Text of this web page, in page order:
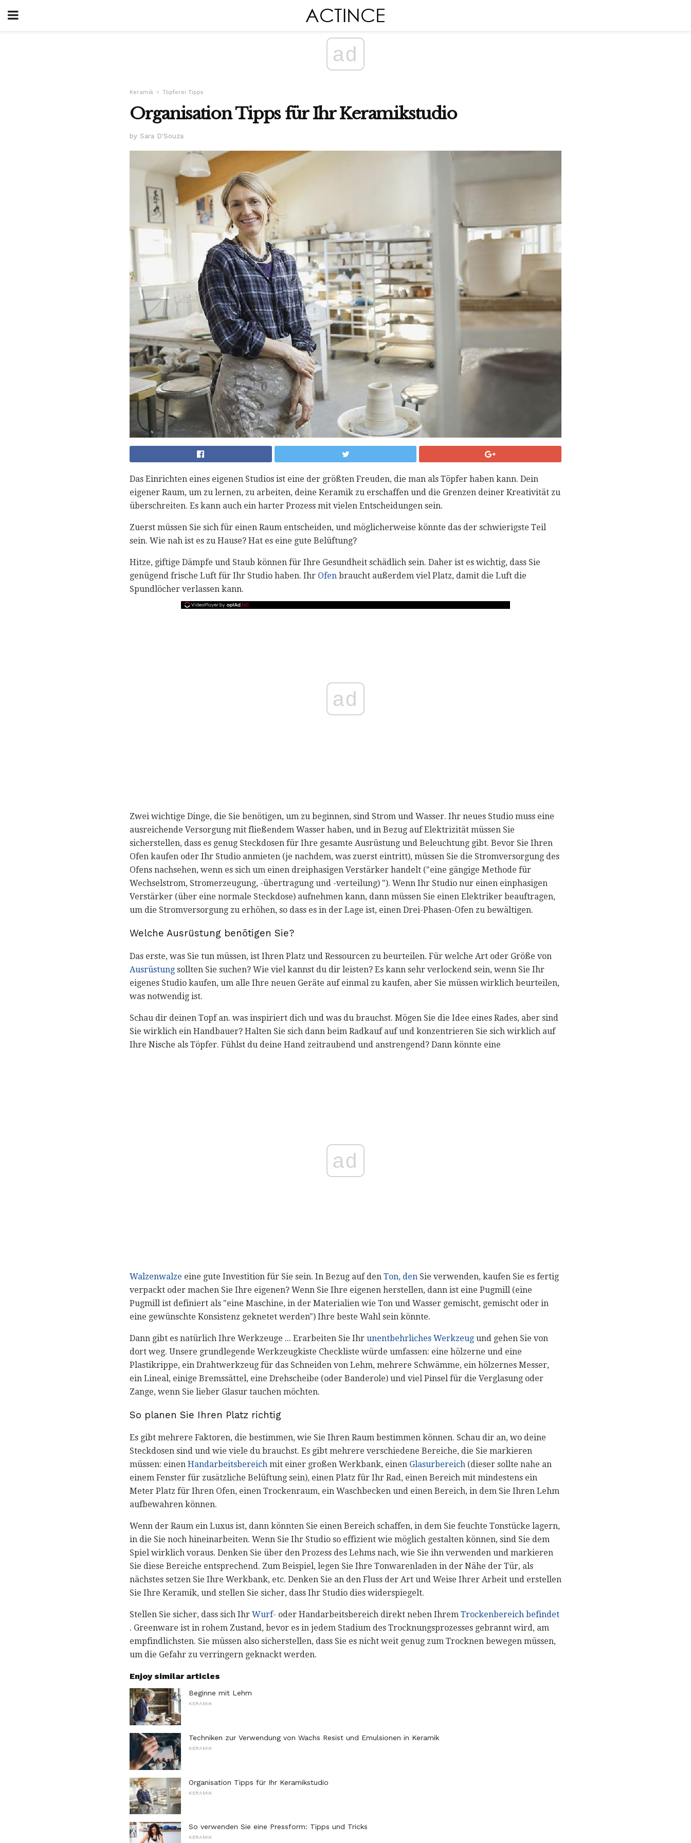
ad
Keramik Töpferei Tipps
Organisation Tipps für Ihr Keramikstudio
by Sara D'Souza
Das Einrichten eines eigenen Studios ist eine der größten Freuden, die man als Töpfer haben kann. Dein
eigener Raum, um zu lernen, zu arbeiten, deine Keramik zu erschaffen und die Grenzen deiner Kreativität zu
überschreiten. Es kann auch ein harter Prozess mit vielen Entscheidungen sein.
Zuerst müssen Sie sich für einen Raum entscheiden, und möglicherweise könnte das der schwierigste Teil
sein. Wie nah ist es zu Hause? Hat es eine gute Belüftung?
Hitze, giftige Dämpfe und Staub können für Ihre Gesundheit schädlich sein. Daher ist es wichtig, dass Sie
genügend frische Luft für Ihr Studio haben. Ihr Ofen braucht außerdem viel Platz, damit die Luft die
Spundlöcher verlassen kann.
ad
Zwei wichtige Dinge, die Sie benötigen, um zu beginnen, sind Strom und Wasser. Ihr neues Studio muss eine
ausreichende Versorgung mit fließendem Wasser haben, und in Bezug auf Elektrizität müssen Sie
sicherstellen, dass es genug Steckdosen für Ihre gesamte Ausrüstung und Beleuchtung gibt. Bevor Sie Ihren
Ofen kaufen oder Ihr Studio anmieten (je nachdem, was zuerst eintritt), müssen Sie die Stromversorgung des
Ofens nachsehen, wenn es sich um einen dreiphasigen Verstärker handelt ("eine gängige Methode für
Wechselstrom, Stromerzeugung, -übertragung und -verteilung) "). Wenn Ihr Studio nur einen einphasigen
Verstärker (über eine normale Steckdose) aufnehmen kann, dann müssen Sie einen Elektriker beauftragen,
um die Stromversorgung zu erhöhen, so dass es in der Lage ist, einen Drei-Phasen-Ofen zu bewältigen.
Welche Ausrüstung benötigen Sie?
Das erste, was Sie tun müssen, ist Ihren Platz und Ressourcen zu beurteilen. Für welche Art oder Größe von
Ausrüstung sollten Sie suchen? Wie viel kannst du dir leisten? Es kann sehr verlockend sein, wenn Sie Ihr
eigenes Studio kaufen, um alle Ihre neuen Geräte auf einmal zu kaufen, aber Sie müssen wirklich beurteilen,
was notwendig ist.
Schau dir deinen Topf an. was inspiriert dich und was du brauchst. Mögen Sie die Idee eines Rades, aber sind
Sie wirklich ein Handbauer? Halten Sie sich dann beim Radkauf auf und konzentrieren Sie sich wirklich auf
Ihre Nische als Töpfer. Fühlst du deine Hand zeitraubend und anstrengend? Dann könnte eine
ad
Walzenwalze eine gute Investition für Sie sein. In Bezug auf den Ton, den Sie verwenden, kaufen Sie es fertig
verpackt oder machen Sie Ihre eigenen? Wenn Sie Ihre eigenen herstellen, dann ist eine Pugmill (eine
Pugmill ist definiert als "eine Maschine, in der Materialien wie Ton und Wasser gemischt, gemischt oder in
eine gewünschte Konsistenz geknetet werden") Ihre beste Wahl sein könnte.
Dann gibt es natürlich Ihre Werkzeuge ... Erarbeiten Sie Ihr unentbehrliches Werkzeug und gehen Sie von
dort weg. Unsere grundlegende Werkzeugkiste Checkliste würde umfassen: eine hölzerne und eine
Plastikrippe, ein Drahtwerkzeug für das Schneiden von Lehm, mehrere Schwämme, ein hölzernes Messer,
ein Lineal, einige Bremssättel, eine Drehscheibe (oder Banderole) und viel Pinsel für die Verglasung oder
Zange, wenn Sie lieber Glasur tauchen möchten.
So planen Sie Ihren Platz richtig
Es gibt mehrere Faktoren, die bestimmen, wie Sie Ihren Raum bestimmen können. Schau dir an, wo deine
Steckdosen sind und wie viele du brauchst. Es gibt mehrere verschiedene Bereiche, die Sie markieren
müssen: einen Handarbeitsbereich mit einer großen Werkbank, einen Glasurbereich (dieser sollte nahe an
einem Fenster für zusätzliche Belüftung sein), einen Platz für Ihr Rad, einen Bereich mit mindestens ein
Meter Platz für Ihren Ofen, einen Trockenraum, ein Waschbecken und einen Bereich, in dem Sie Ihren Lehm
aufbewahren können.
Wenn der Raum ein Luxus ist, dann könnten Sie einen Bereich schaffen, in dem Sie feuchte Tonstücke lagern,
in die Sie noch hineinarbeiten. Wenn Sie Ihr Studio so effizient wie möglich gestalten können, sind Sie dem
Spiel wirklich voraus. Denken Sie über den Prozess des Lehms nach, wie Sie ihn verwenden und markieren
Sie diese Bereiche entsprechend. Zum Beispiel, legen Sie Ihre Tonwarenladen in der Nähe der Tür, als
nächstes setzen Sie Ihre Werkbank, etc. Denken Sie an den Fluss der Art und Weise Ihrer Arbeit und erstellen
Sie Ihre Keramik, und stellen Sie sicher, dass Ihr Studio dies widerspiegelt.
Stellen Sie sicher, dass sich Ihr Wurf- oder Handarbeitsbereich direkt neben Ihrem Trockenbereich befindet
. Greenware ist in rohem Zustand, bevor es in jedem Stadium des Trocknungsprozesses gebrannt wird, am
empfindlichsten. Sie müssen also sicherstellen, dass Sie es nicht weit genug zum Trocknen bewegen müssen,
um die Gefahr zu verringern geknackt werden.
Enjoy similar articles
Beginne mit Lehm
KERAMIK
Techniken zur Verwendung von Wachs Resist und Emulsionen in Keramik
KERAMIK
Organisation Tipps für Ihr Keramikstudio
KERAMIK
So verwenden Sie eine Pressform: Tipps und Tricks
KERAMIK